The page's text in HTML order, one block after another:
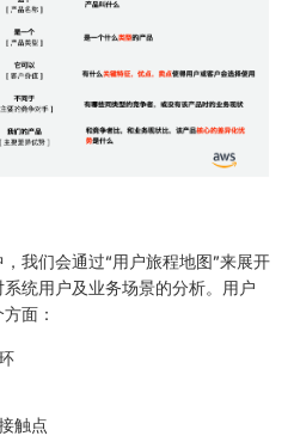
我们会通过“用户旅程地图”来展开
统用户及业务场景的分析。用户
面：
触点